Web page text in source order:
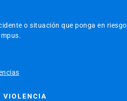
o situación que ponga en
VIOLENCIA